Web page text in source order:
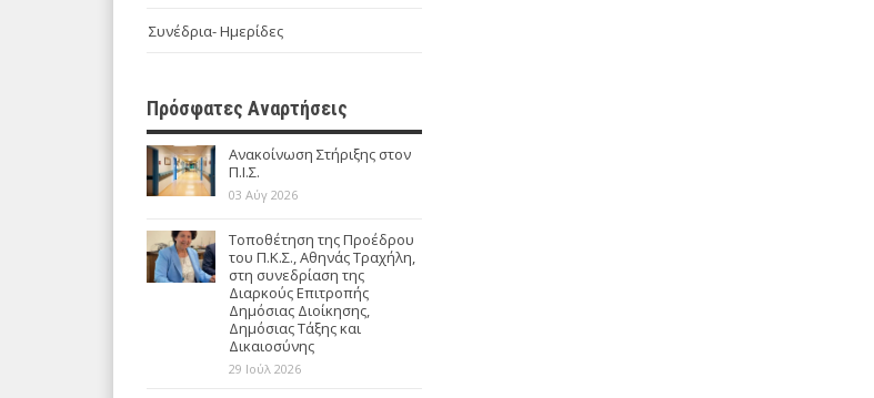
Συνέδρια- Ημερίδες
Πρόσφατες Αναρτήσεις
Ανακοίνωση Στήριξης στον
Π.Ι.Σ.
03 Αύγ 2026
Τοποθέτηση της Προέδρου
του Π.Κ.Σ., Αθηνάς Τραχήλη,
στη συνεδρίαση της
Διαρκούς Επιτροπής
Δημόσιας Διοίκησης,
Δημόσιας Τάξης και
Δικαιοσύνης
29 Ιούλ 2026